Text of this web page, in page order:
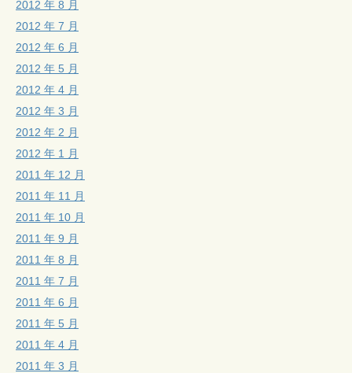
2012 年 8 月
2012 年 7 月
2012 年 6 月
2012 年 5 月
2012 年 4 月
2012 年 3 月
2012 年 2 月
2012 年 1 月
2011 年 12 月
2011 年 11 月
2011 年 10 月
2011 年 9 月
2011 年 8 月
2011 年 7 月
2011 年 6 月
2011 年 5 月
2011 年 4 月
2011 年 3 月